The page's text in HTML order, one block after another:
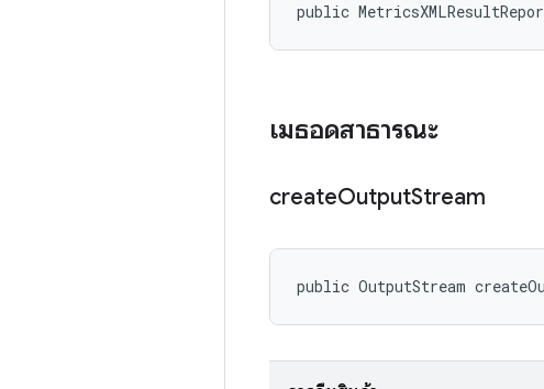
public
เมธอดสาธารณะ
createOutputStream
public OutputStream